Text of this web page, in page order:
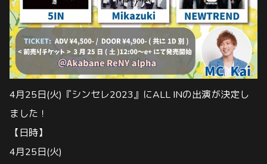
4月25日(火)『シンセレ2023』にALL INの出演が決定し
ました！
【日時】
4月25日(火)